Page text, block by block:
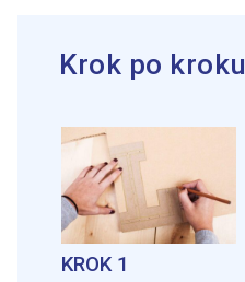
Krok po kroku
KROK 1